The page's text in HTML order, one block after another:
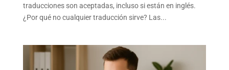
traducciones son aceptadas, incluso si están en inglés.
¿Por qué no cualquier traducción sirve? Las...